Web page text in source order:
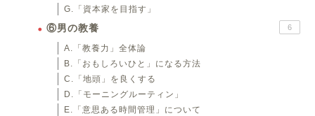
G.「資本家を目指す」
⑥男の教養 6
A.「教養力」全体論
B.「おもしろいひと」になる方法
C.「地頭」を良くする
D.「モーニングルーティン」
E.「意思ある時間管理」について